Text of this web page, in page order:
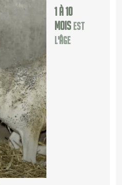
1 à 10
mois est
l'âge